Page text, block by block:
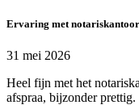
Ervaring met notariskantoor
31 mei 2026
Heel fijn met het
afspraa, bijzonder prettig.